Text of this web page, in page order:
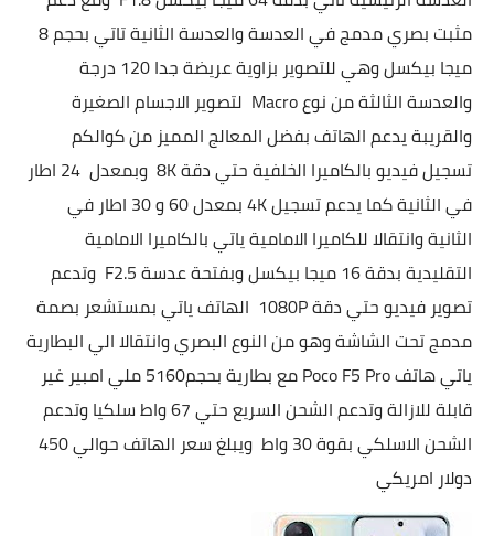
مثبت بصري مدمج في العدسة والعدسة الثانية تاتي بحجم 8
ميجا بيكسل وهي للتصوير بزاوية عريضة جدا 120 درجة
والعدسة الثالثة من نوع Macro لتصوير الاجسام الصغيرة
والقريبة يدعم الهاتف بفضل المعالج المميز من كوالكم
تسجيل فيديو بالكاميرا الخلفية حتي دقة 8K وبمعدل 24 اطار
في الثانية كما يدعم تسجيل 4K بمعدل 60 و 30 اطار في
الثانية وانتقالا للكاميرا الامامية ياتي بالكاميرا الامامية
التقليدية بدقة 16 ميجا بيكسل وبفتحة عدسة F2.5 وتدعم
تصوير فيديو حتي دقة 1080P الهاتف ياتي بمستشعر بصمة
مدمج تحت الشاشة وهو من النوع البصريوانتقالا الي البطارية
ياتي هاتف
Poco F5 Pro مع بطارية بحجم5160 ملي امبير غير
قابلة للازالة وتدعم الشحن السريع حتي 67 واط سلكيا وتدعم
الشحن الاسلكي بقوة 30 واط ويبلغ سعر الهاتف حوالي 450
دولار امريكي